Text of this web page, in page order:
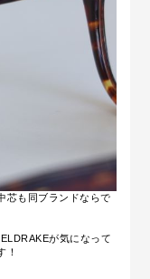
芯も同ブランドならで
が気になって
！